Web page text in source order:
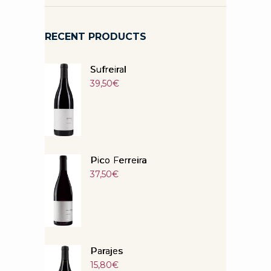
RECENT PRODUCTS
Sufreiral
39,50€
Pico Ferreira
37,50€
Parajes
15,80€